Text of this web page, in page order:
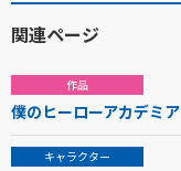
関連ページ
作品
僕のヒーローアカデミア
キャラクター